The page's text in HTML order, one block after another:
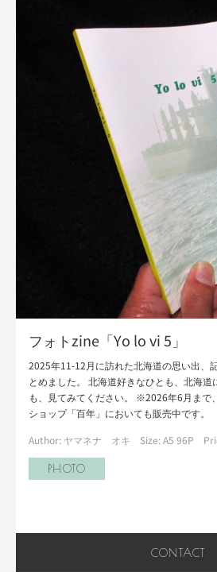
フォトzine「Yo lo vi 5」
2025年11-12月に訪れた北海道の思い出、
とめました。 北海道好きなひとも、北海道
も、見てみてください。 ※2026年6月まで
ショップ「百年」においても販売中です。
Author: ヤマネナ オキ
Size: A5 96P
PHOTO
CONTACT